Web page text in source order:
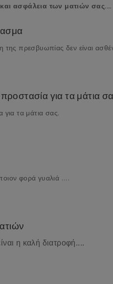
ασφάλεια των ματιών σας....
της πρεσβυωπίας δεν είναι
για τα μάτια
τα μάτια σας.
φορά γυαλιά ....
η καλή διατροφή....